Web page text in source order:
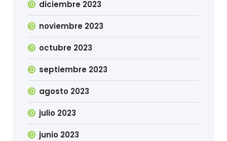
diciembre 2023
noviembre 2023
octubre 2023
septiembre 2023
agosto 2023
julio 2023
junio 2023